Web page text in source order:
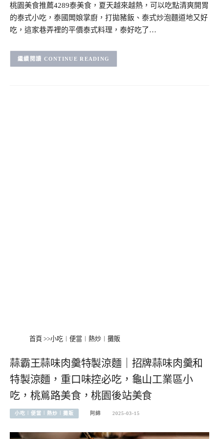
桃園美食推薦4289泰美食，夏天越來越熱，可以吃點清爽開胃
的泰式小吃，泰國闆娘掌廚，打拋豬飯、泰式炒泡麵道地又好
吃，這家巷弄裡的平價泰式料理，泰好吃了…
CONTINUE READING
首頁 >>小吃︱便當︱熱炒︱攤販
蒜霸王蒜味肉羹特製涼麵｜招牌蒜味肉羹和
特製涼麵，重口味控必吃，龜山工業區小
吃，桃鶑路美食，桃園後站美食
小吃︱便當︱熱炒︱攤販 阿綿 2025-03-15